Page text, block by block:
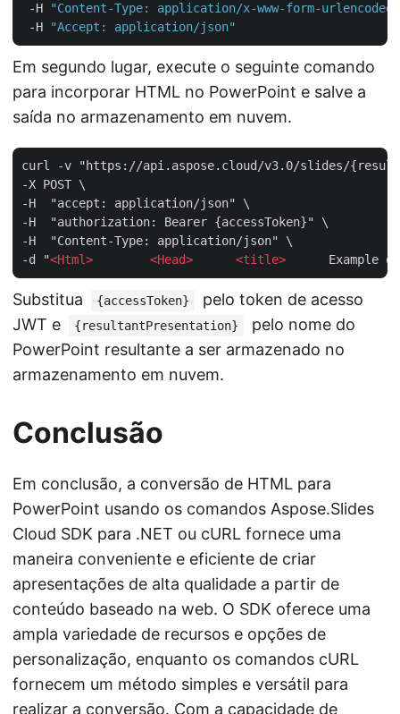
-H
"Content-Type: application/x-www-form-urlencoded"
-H
"Accept: application/json"
Em segundo lugar, execute o seguinte comando
para incorporar HTML no PowerPoint e salve a
saída no armazenamento em nuvem.
curl -v "https://api.aspose.cloud/v3.0/slides/
-X POST \
-H  "accept: application/json" \
-H  "authorization: Bearer {accessToken}" \
-H  "Content-Type: application/json" \
-d "<Html> <Head> <title>
Substitua {accessToken}
pelo token de acesso
JWT e
{resultantPresentation}
pelo nome do
PowerPoint resultante a ser armazenado no
armazenamento em nuvem.
Conclusão
Em conclusão, a conversão de HTML para
PowerPoint usando os comandos Aspose.Slides
Cloud SDK para .NET ou cURL fornece uma
maneira conveniente e eficiente de criar
apresentações de alta qualidade a partir de
conteúdo baseado na web. O SDK oferece uma
ampla variedade de recursos e opções de
personalização, enquanto os comandos cURL
fornecem um método simples e versátil para
realizar a conversão. Com a capacidade de